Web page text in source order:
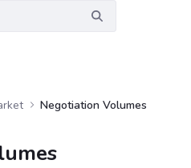
Negotiation Volumes